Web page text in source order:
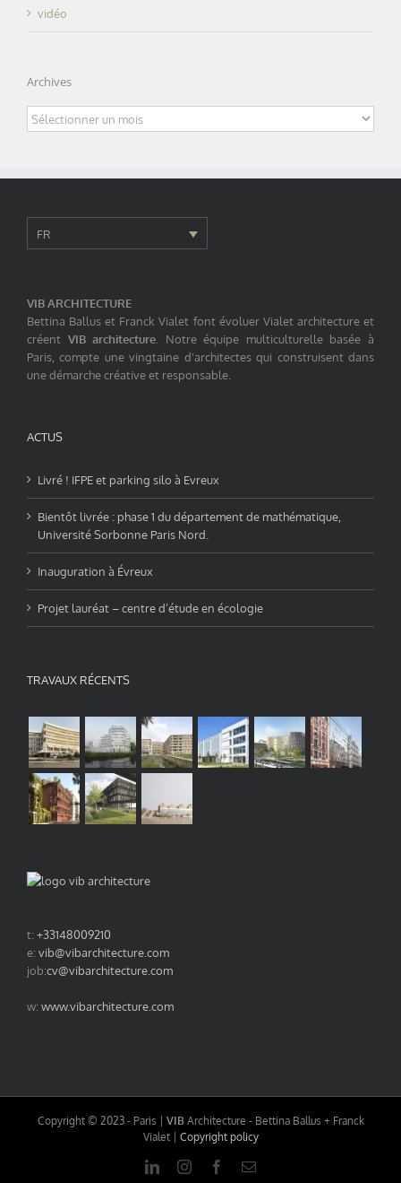
vidéo
Archives
Archives
FR
VIB ARCHITECTURE
Bettina Ballus et Franck Vialet font évoluer Vialet architecture et
créent VIB architecture . Notre équipe multiculturelle basée à
Paris, compte une vingtaine d'architectes qui construisent dans
une démarche créative et responsable.
ACTUS
Livré ! IFPE et parking silo à Evreux
Bientôt livrée : phase 1 du département de mathématique,
Université Sorbonne Paris Nord.
Inauguration à Évreux
Projet lauréat – centre d’étude en écologie
TRAVAUX RÉCENTS
t: +33148009210
e: vib@vibarchitecture.com
job:cv@vibarchitecture.com
w: www.vibarchitecture.com
Copyright © 2023 - Paris | VIB Architecture - Bettina Ballus + Franck
Vialet | Copyright policy
LinkedInInstagramFacebook
Email